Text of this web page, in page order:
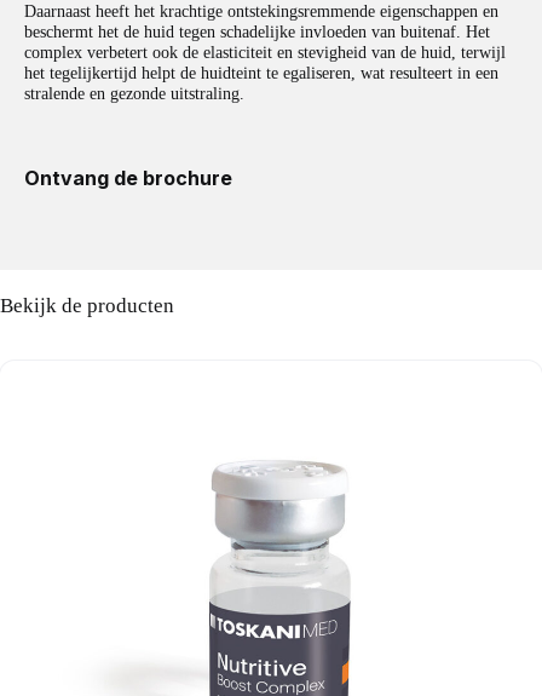
Daarnaast heeft het krachtige ontstekingsremmende eigenschappen en
beschermt het de huid tegen schadelijke invloeden van buitenaf. Het
complex verbetert ook de elasticiteit en stevigheid van de huid, terwijl
het tegelijkertijd helpt de huidteint te egaliseren, wat resulteert in een
stralende en gezonde uitstraling.
Ontvang de brochure
Bekijk de producten